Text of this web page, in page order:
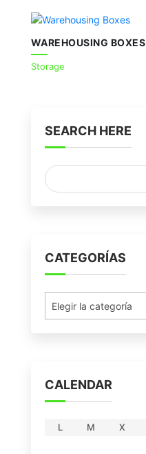
WAREHOUSING BOXES
Storage
SEARCH HERE
CATEGORÍAS
CALENDAR
L M X